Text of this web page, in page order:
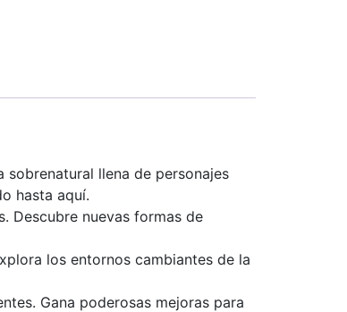
sobrenatural llena de personajes
hasta aquí.
Descubre nuevas formas de
los entornos cambiantes de la
Gana poderosas mejoras para